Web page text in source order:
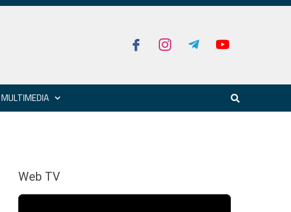
MULTIMEDIA
Web TV